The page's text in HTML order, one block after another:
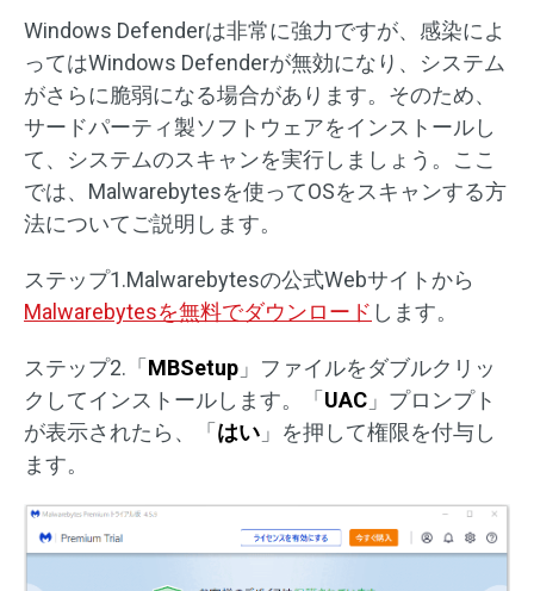
Windows Defenderは非常に強力ですが、感染によ
ってはWindows Defenderが無効になり、システム
がさらに脆弱になる場合があります。そのため、
サードパーティ製ソフトウェアをインストールし
て、システムのスキャンを実行しましょう。ここ
では、Malwarebytesを使ってOSをスキャンする方
法についてご説明します。
ステップ1.Malwarebytesの公式Webサイトから
Malwarebytesを無料でダウンロード します。
ステップ2.「 MBSetup 」ファイルをダブルクリッ
クしてインストールします。「 UAC 」プロンプト
が表示されたら、「 はい 」を押して権限を付与し
ます。